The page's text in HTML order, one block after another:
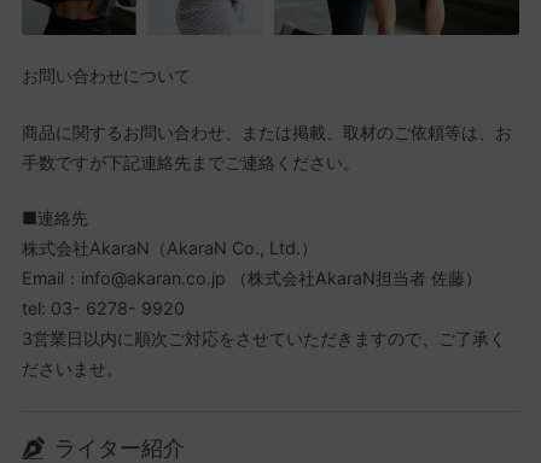
お問い合わせについて
商品に関するお問い合わせ、または掲載、取材のご依頼等は、お
手数ですが下記連絡先までご連絡ください。
■連絡先
株式会社AkaraN（AkaraN Co., Ltd.）
Email：info@akaran.co.jp （株式会社AkaraN担当者 佐藤）
tel: 03- 6278- 9920
3営業日以内に順次ご対応をさせていただきますので、ご了承く
ださいませ。
ライター紹介